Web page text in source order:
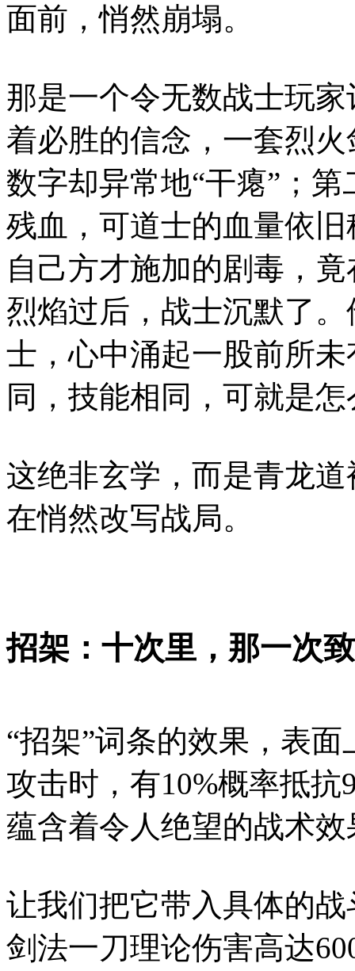
面前，悄然崩塌。
那是一个令无数战士玩
着必胜的信念，一套烈
数字却异常地“干瘪”；
残血，可道士的血量依
自己方才施加的剧毒，
烈焰过后，战士沉默了
士，心中涌起一股前所
同，技能相同，可就是
这绝非玄学，而是青龙
在悄然改写战局。
招架：十次里，那一次
“招架”词条的效果，表
攻击时，有10%概率抵
蕴含着令人绝望的战术效
让我们把它带入具体的
剑法一刀理论伤害高达